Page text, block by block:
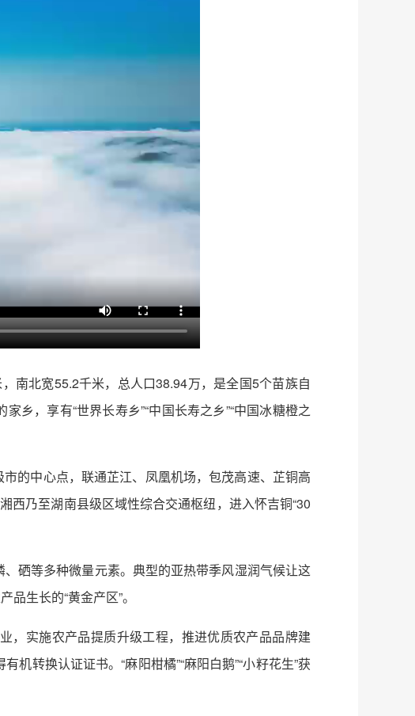
南北宽55.2千米，总人口38.94万，是全国5个苗族自
乡，享有“世界长寿乡”“中国长寿之乡”“中国冰糖橙之
的中心点，联通芷江、凤凰机场，包茂高速、芷铜高
乃至湖南县级区域性综合交通枢纽，进入怀吉铜“30
硒等多种微量元素。典型的亚热带季风湿润气候让这
生长的“黄金产区”。
，实施农产品提质升级工程，推进优质农产品品牌建
转换认证证书。“麻阳柑橘”“麻阳白鹅”“小籽花生”获